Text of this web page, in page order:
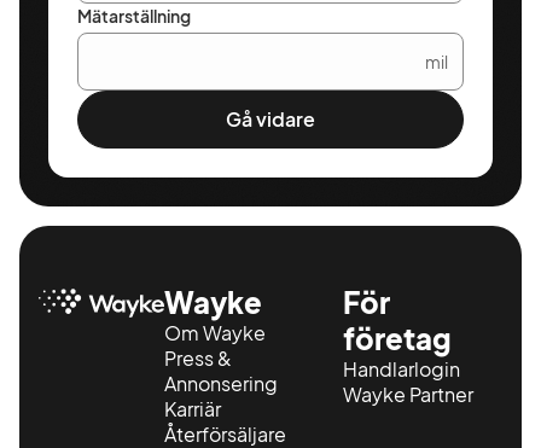
Mätarställning
mil
Gå vidare
Wayke
Om Wayke
Press &
Annonsering
Karriär
Återförsäljare
För
företag
Handlarlogin
Wayke Partner